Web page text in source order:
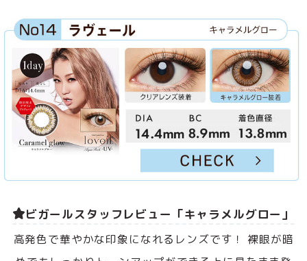
ビガールスタッフレビュー「キャラメルグロー」
高発色で華やかな印象になれるレンズです！ 裸眼が暗